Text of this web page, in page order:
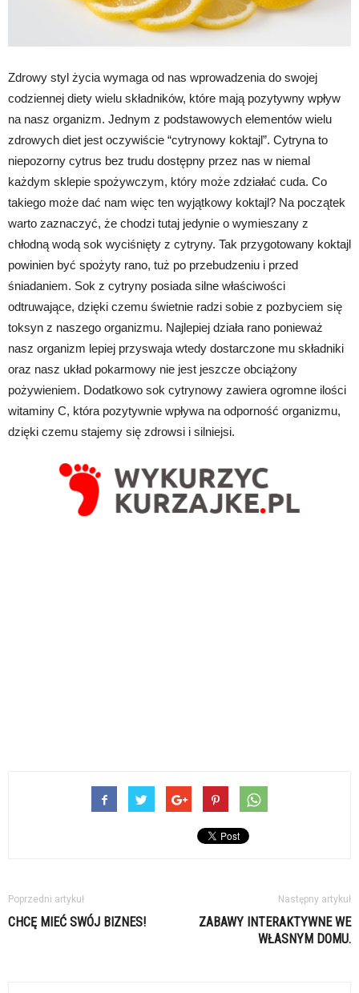
Zdrowy styl życia wymaga od nas wprowadzenia do swojej
codziennej diety wielu składników, które mają pozytywny wpływ
na nasz organizm. Jednym z podstawowych elementów wielu
zdrowych diet jest oczywiście “cytrynowy koktajl”. Cytryna to
niepozorny cytrus bez trudu dostępny przez nas w niemal
każdym sklepie spożywczym, który może zdziałać cuda. Co
takiego może dać nam więc ten wyjątkowy koktajl? Na początek
warto zaznaczyć, że chodzi tutaj jedynie o wymieszany z
chłodną wodą sok wyciśnięty z cytryny. Tak przygotowany koktajl
powinien być spożyty rano, tuż po przebudzeniu i przed
śniadaniem. Sok z cytryny posiada silne właściwości
odtruwające, dzięki czemu świetnie radzi sobie z pozbyciem się
toksyn z naszego organizmu. Najlepiej działa rano ponieważ
nasz organizm lepiej przyswaja wtedy dostarczone mu składniki
oraz nasz układ pokarmowy nie jest jeszcze obciążony
pożywieniem. Dodatkowo sok cytrynowy zawiera ogromne ilości
witaminy C, która pozytywnie wpływa na odporność organizmu,
dzięki czemu stajemy się zdrowsi i silniejsi.
Poprzedni artykuł
CHCĘ MIEĆ SWÓJ BIZNES!
Następny artykuł
ZABAWY INTERAKTYWNE WE
WŁASNYM DOMU.